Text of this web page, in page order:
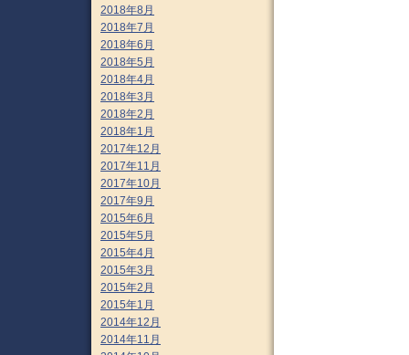
2018年8月
2018年7月
2018年6月
2018年5月
2018年4月
2018年3月
2018年2月
2018年1月
2017年12月
2017年11月
2017年10月
2017年9月
2015年6月
2015年5月
2015年4月
2015年3月
2015年2月
2015年1月
2014年12月
2014年11月